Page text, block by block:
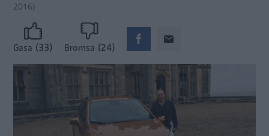
2016)
Gasa (33) Bromsa (24)